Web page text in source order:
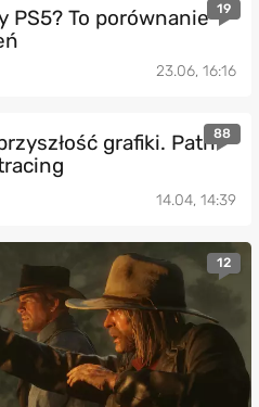
19
PS5? To porównanie
23.06, 16:16
88
grafiki. Path
14.04, 14:39
12